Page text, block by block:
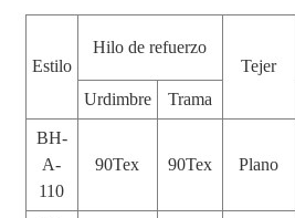
Estilo
Hilo de refuerzo
Tejer
Urdimbre Trama
BH-
A-
110
90Tex 90Tex Plano